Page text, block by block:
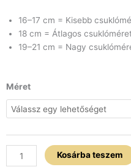
16–17 cm = Kisebb
18 cm = Átlagos
19–21 cm = Nagy
Méret
Arany
cirkon
gömb
jáde
karkötő
Kosárba teszem